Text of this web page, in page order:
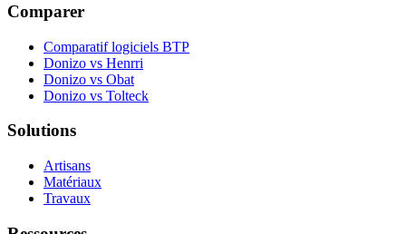
Comparer
Comparatif logiciels BTP
Donizo vs Henrri
Donizo vs Obat
Donizo vs Tolteck
Solutions
Artisans
Matériaux
Travaux